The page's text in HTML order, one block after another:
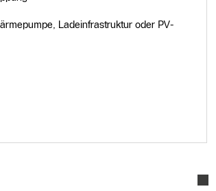
Ladeinfrastruktur oder PV-